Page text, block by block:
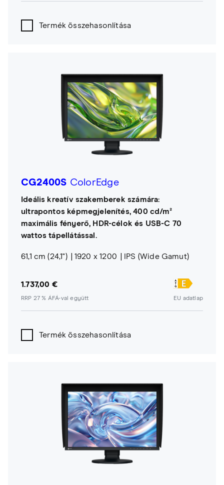
Termék összehasonlítása
CG2400S ColorEdge
Ideális kreatív szakemberek számára:
ultrapontos képmegjelenítés, 400 cd/m²
maximális fényerő, HDR-célok és USB-C 70
wattos tápellátással.
61,1 cm (24,1") 1920 x 1200 IPS (Wide Gamut)
1.737,00 €
RRP 27 % ÁFÁ-val együtt EU adatlap
Termék összehasonlítása